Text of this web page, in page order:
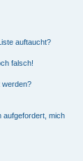
auftaucht?
falsch!
werden?
aufgefordert, mich